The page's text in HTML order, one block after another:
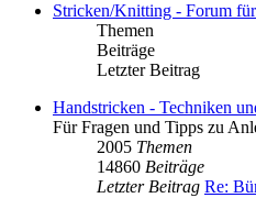
Stricken/Knitting - Forum
Themen
Beiträge
Letzter Beitrag
Handstricken - Techniken
Für Fragen und Tipps zu
2005 Themen
14860 Beiträge
Letzter Beitrag Re: